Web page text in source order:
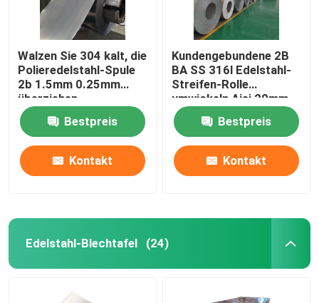
Walzen Sie 304 kalt, die
Polieredelstahl-Spule
2b 1.5mm 0.25mm
überziehen
Bestpreis
Kontakt
Kundengebundene 2B
BA SS 316l Edelstahl-
Streifen-Rolle
umwickeln Aisi 20mm -
1500mm Länge
Bestpreis
Kontakt
Edelstahl-Blechtafel (24)